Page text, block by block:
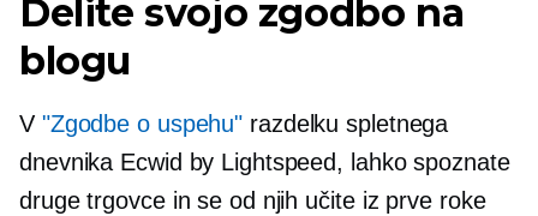
Delite svojo zgodbo na
blogu
V "Zgodbe o uspehu" razdelku spletnega
dnevnika Ecwid by Lightspeed, lahko spoznate
druge trgovce in se od njih učite iz prve roke